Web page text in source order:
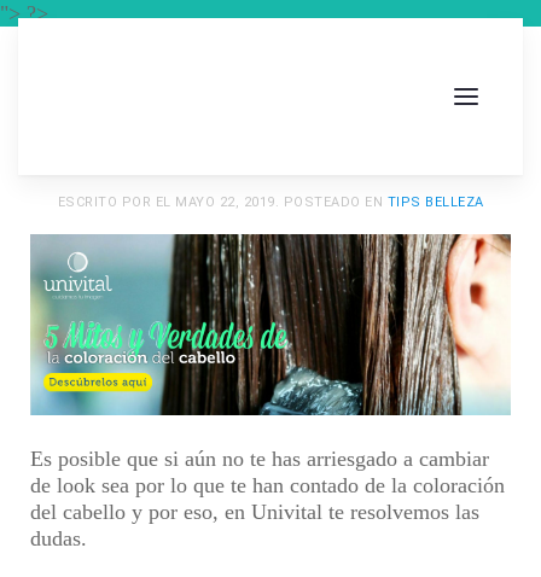
"> ?>
ESCRITO POR EL MAYO 22, 2019. POSTEADO EN TIPS BELLEZA
Es posible que si aún no te has arriesgado a cambiar
de look sea por lo que te han contado de la coloración
del cabello y por eso, en Univital te resolvemos las
dudas.